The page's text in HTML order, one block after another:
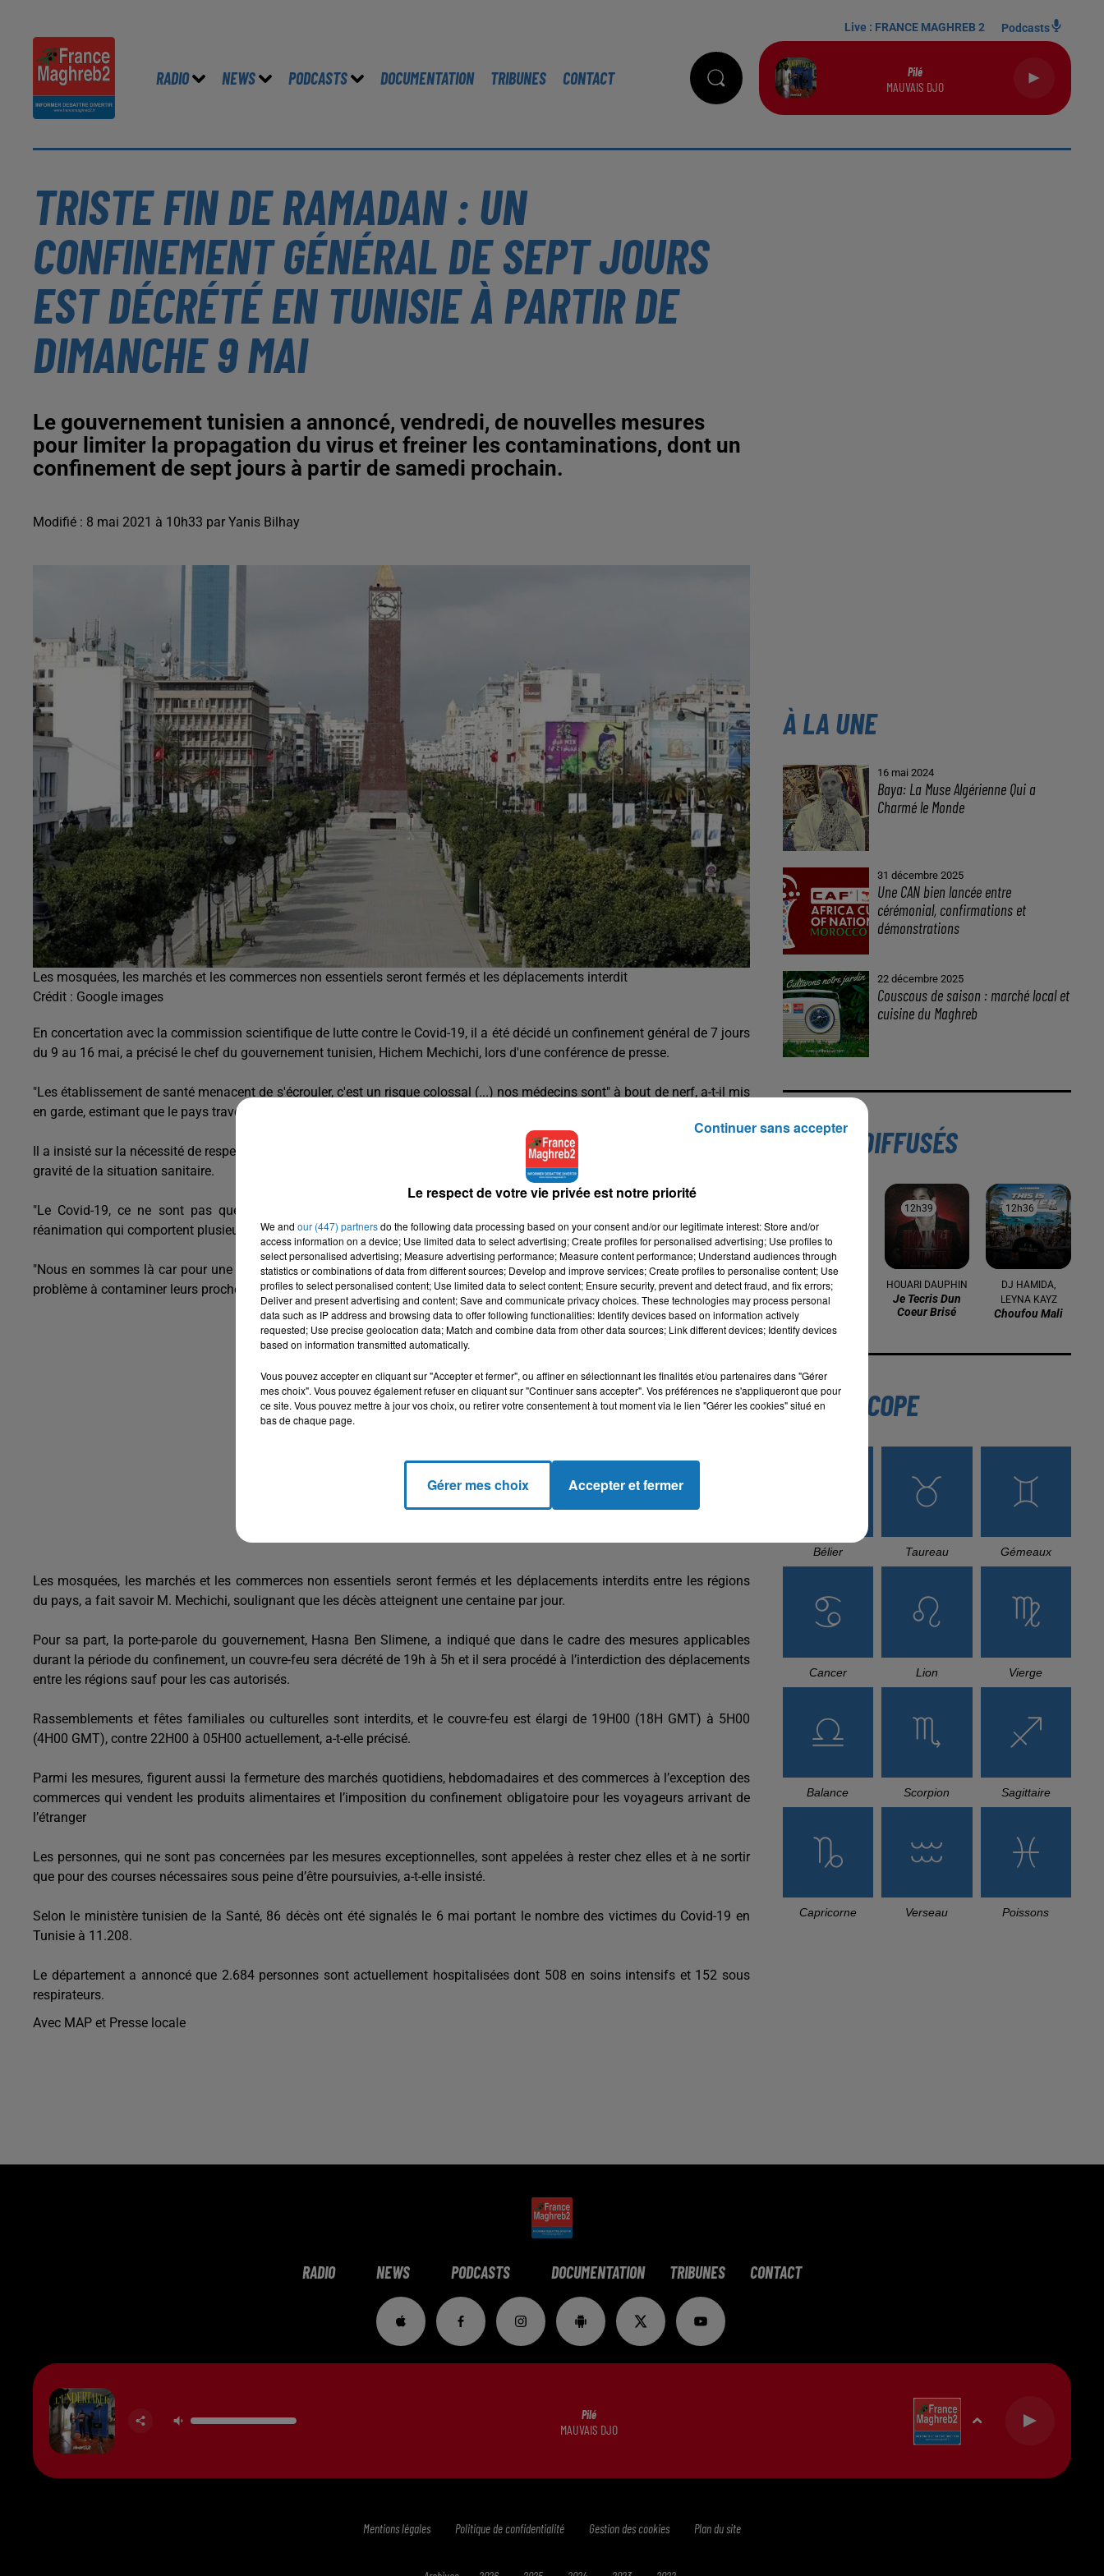
RADIO NEWS PODCASTS DOCUMENTATION TRIBUNES CONTACT
Live : FRANCE MAGHREB 2 Podcasts
Pilé
MAUVAIS DJO
TRISTE FIN DE RAMADAN : UN
CONFINEMENT GÉNÉRAL DE SEPT JOURS
EST DÉCRÉTÉ EN TUNISIE À PARTIR DE
DIMANCHE 9 MAI
Le gouvernement tunisien a annoncé, vendredi, de nouvelles mesures
pour limiter la propagation du virus et freiner les contaminations, dont un
confinement de sept jours à partir de samedi prochain.
Modifié : 8 mai 2021 à 10h33 par Yanis Bilhay
Les mosquées, les marchés et les commerces non essentiels seront fermés et les déplacements interdit
Crédit : Google images
En concertation avec la commission scientifique de lutte contre le Covid-19, il a été décidé un confinement général de 7 jours
du 9 au 16 mai, a précisé le chef du gouvernement tunisien, Hichem Mechichi, lors d'une conférence de presse.
"Les établissement de santé menacent de s'écrouler, c'est un risque colossal (...) nos médecins sont" à bout de nerf, a-t-il mis
en garde, estimant que le pays traverse "la pire crise sanitaire de son histoire".
Il a insisté sur la nécessité de respecter les mesures sanitaires et l’urgence de recourir à des mesures plus strictes au vu de la
gravité de la situation sanitaire.
"Le Covid-19, ce ne sont pas que des chiffres, ce sont des familles détruites, des familles perdues, des services de
réanimation qui comportent plusieurs membres d’une même famille dont plusieurs finiront par mourir", s’alarme-t-il.
"Nous en sommes là car pour une raison ou une autre les mesures n’ont pas été respectées et si certains ne voient pas un
problème à contaminer leurs proches et leurs parents, il est de ma responsabilité de ne pas les laisser faire", a-t-il affirmé.
Les mosquées, les marchés et les commerces non essentiels seront fermés et les déplacements interdits entre les régions
du pays, a fait savoir M. Mechichi, soulignant que les décès atteignent une centaine par jour.
Pour sa part, la porte-parole du gouvernement, Hasna Ben Slimene, a indiqué que dans le cadre des mesures applicables
durant la période du confinement, un couvre-feu sera décrété de 19h à 5h et il sera procédé à l’interdiction des déplacements
entre les régions sauf pour les cas autorisés.
Rassemblements et fêtes familiales ou culturelles sont interdits, et le couvre-feu est élargi de 19H00 (18H GMT) à 5H00
(4H00 GMT), contre 22H00 à 05H00 actuellement, a-t-elle précisé.
Parmi les mesures, figurent aussi la fermeture des marchés quotidiens, hebdomadaires et des commerces à l’exception des
commerces qui vendent les produits alimentaires et l’imposition du confinement obligatoire pour les voyageurs arrivant de
l’étranger
Les personnes, qui ne sont pas concernées par les mesures exceptionnelles, sont appelées à rester chez elles et à ne sortir
que pour des courses nécessaires sous peine d’être poursuivies, a-t-elle insisté.
Selon le ministère tunisien de la Santé, 86 décès ont été signalés le 6 mai portant le nombre des victimes du Covid-19 en
Tunisie à 11.208.
Le département a annoncé que 2.684 personnes sont actuellement hospitalisées dont 508 en soins intensifs et 152 sous
respirateurs.
Avec MAP et Presse locale
À LA UNE
16 mai 2024
Baya: La Muse Algérienne Qui a
Charmé le Monde
31 décembre 2025
Une CAN bien lancée entre
cérémonial, confirmations et
démonstrations
22 décembre 2025
Couscous de saison : marché local et
cuisine du Maghreb
TITRES DIFFUSÉS
MAUVAIS DJO
Pilé
12h39
12h39
HOUARI DAUPHIN
Je Tecris Dun
Coeur Brisé
12h36
12h36
DJ HAMIDA,
LEYNA KAYZ
Choufou Mali
L'HOROSCOPE
Bélier Taureau Gémeaux
Cancer Lion Vierge
Balance Scorpion Sagittaire
Capricorne Verseau Poissons
RADIO NEWS PODCASTS DOCUMENTATION TRIBUNES CONTACT
Pilé
MAUVAIS DJO
Mentions légales Politique de confidentialité Gestion des cookies Plan du site
Le respect de votre vie privée est notre priorité
We and our (447) partnersdo the following data processing based on your consent and/or our legitimate interest: Store and/or
access information on a device; Use limited data to select advertising; Create profiles for personalised advertising; Use profiles to
select personalised advertising; Measure advertising performance; Measure content performance; Understand audiences through
statistics or combinations of data from different sources; Develop and improve services; Create profiles to personalise content; Use
profiles to select personalised content; Use limited data to select content; Ensure security, prevent and detect fraud, and fix errors;
Deliver and present advertising and content; Save and communicate privacy choices. These technologies may process personal
data such as IP address and browsing data to offer following functionalities: Identify devices based on information actively
requested; Use precise geolocation data; Match and combine data from other data sources; Link different devices; Identify devices
based on information transmitted automatically.
Vous pouvez accepter en cliquant sur "Accepter et fermer", ou affiner en sélectionnant les finalités et/ou partenaires dans "Gérer
mes choix". Vous pouvez également refuser en cliquant sur "Continuer sans accepter". Vos préférences ne s'appliqueront que pour
ce site. Vous pouvez mettre à jour vos choix, ou retirer votre consentement à tout moment via le lien "Gérer les cookies" situé en
bas de chaque page.
Gérer mes choix Accepter et fermer
Continuer sans accepter